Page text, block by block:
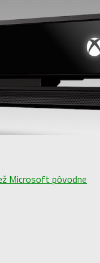
Microsoft pôvodne